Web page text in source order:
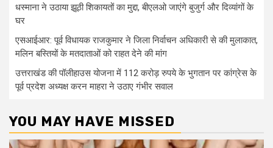
धस्माना ने उठाया झूठी शिकायतों का मुद्दा, बीएलओ जाएंगे बुजुर्ग और दिव्यांगों के
घर
एसआईआर: पूर्व विधायक राजकुमार ने जिला निर्वाचन अधिकारी से की मुलाकात,
मलिन बस्तियों के मतदाताओं को राहत देने की मांग
उत्तराखंड की पॉलीहाउस योजना में 112 करोड़ रुपये के भुगतान पर कांग्रेस के
पूर्व प्रदेश अध्यक्ष करन माहरा ने उठाए गंभीर सवाल
YOU MAY HAVE MISSED